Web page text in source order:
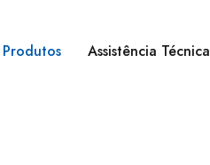
Produtos Assistência Técnica